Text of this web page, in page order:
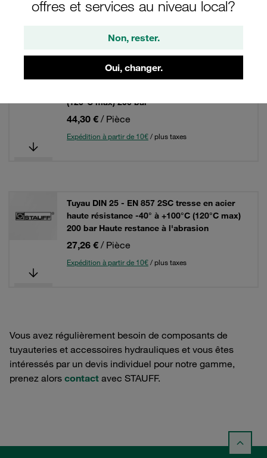
offres et services au niveau local?
Non, rester.
Oui, changer.
Tuyau DIN 25 - STAUFFPAC 2 SNK - 2 tresses
(120°C max) 200 bar
44,30 € / Pièce
Expédition à partir de 10€/ plus taxes
Tuyau DIN 25 - EN 857 2SC tresse en acier
haute résistance -40° à +100°C (120°C max)
200 bar Haute restance à l'abrasion
27,26 € / Pièce
Expédition à partir de 10€/ plus taxes
Vous avez régulièrement besoin de composants de
tuyauteries et accessoires hydrauliques et vous êtes
intéressés par un devis individuel pour notre gamme,
prenez alors contact avec STAUFF.